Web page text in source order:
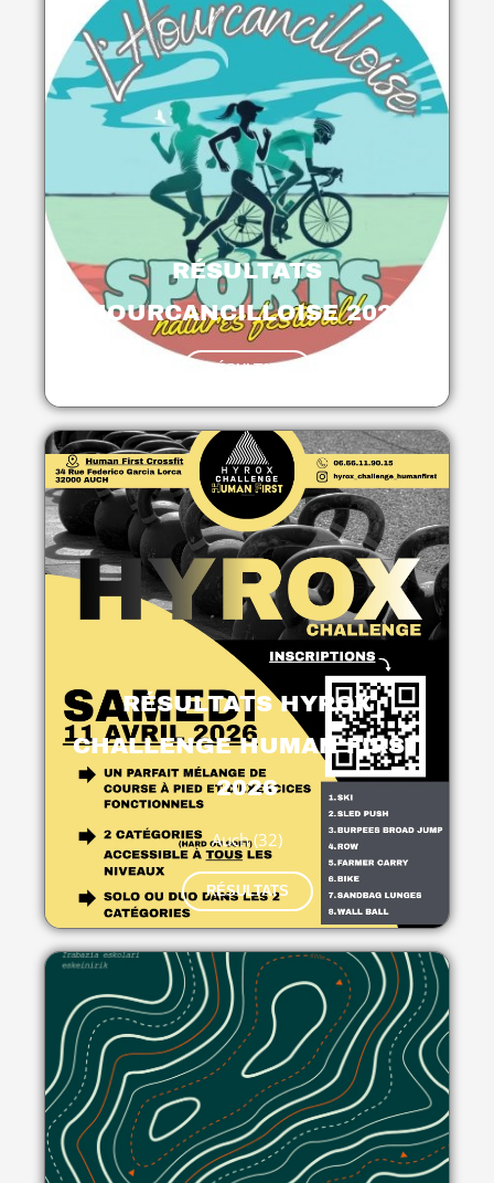
RÉSULTATS
HOURCANCILLOISE 2026
RÉSULTATS
RÉSULTATS HYROX
CHALLENGE HUMAN FIRST
2026
Auch (32)
RÉSULTATS